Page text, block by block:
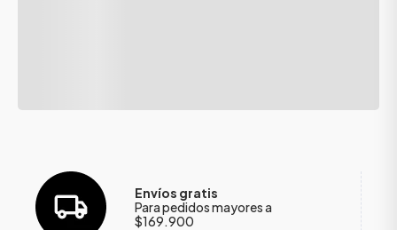
Envíos gratis
Para pedidos mayores a
$169.900